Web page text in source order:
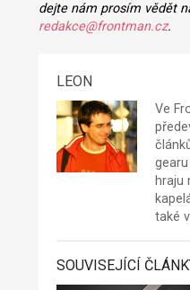
dejte nám prosím vědět
redakce@frontman.cz.
LEON
Ve
hraju
také
SOUVISEJÍCÍ